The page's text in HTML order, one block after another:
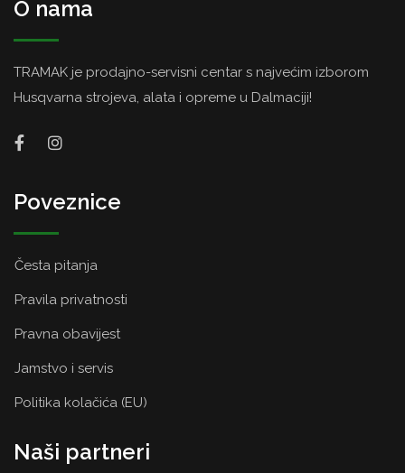
O nama
TRAMAK je prodajno-servisni centar s najvećim izborom
Husqvarna strojeva, alata i opreme u Dalmaciji!
Poveznice
Česta pitanja
Pravila privatnosti
Pravna obavijest
Jamstvo i servis
Politika kolačića (EU)
Naši partneri